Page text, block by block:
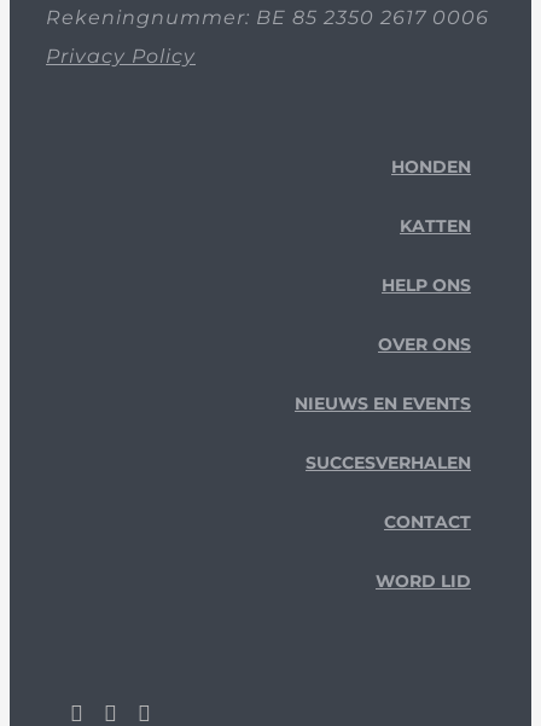
Rekeningnummer: BE 85 2350 2617 0006
Privacy Policy
HONDEN
KATTEN
HELP ONS
OVER ONS
NIEUWS EN EVENTS
SUCCESVERHALEN
CONTACT
WORD LID